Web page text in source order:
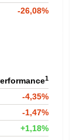
-26,08%
1
-4,35%
-1,47%
+1,18%